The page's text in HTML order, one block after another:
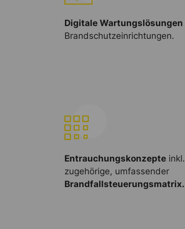
Digitale Wartungslösungen
Brandschutzeinrichtungen.
Entrauchungskonzepte inkl.
zugehörige, umfassender
Brandfallsteuerungsmatrix.